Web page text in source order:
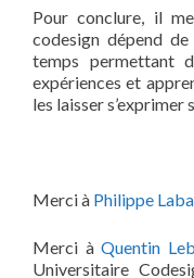
Pour conclure, il
codesign dépend
temps permettant
expériences et
les laisser s’exprimer
Merci à Philippe
Merci àQuentin
Universitaire